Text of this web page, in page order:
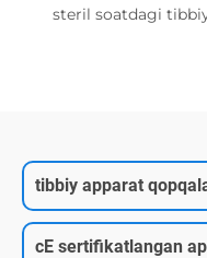
steril soatdagi
tibbiy apparat
cE sertifikatlangan